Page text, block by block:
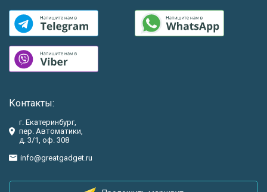
Контакты:
г. Екатеринбург,
пер. Автоматики,
д. 3/1, оф. 308
info@greatgadget.ru